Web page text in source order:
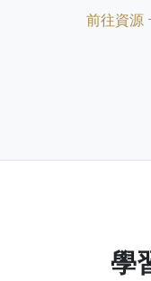
前往資源
學